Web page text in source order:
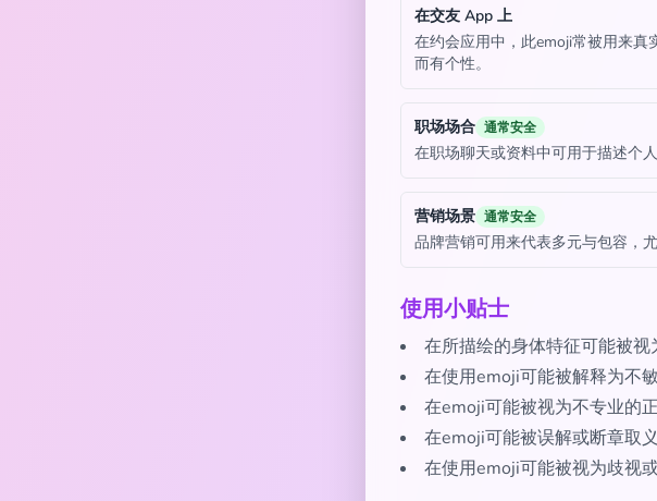
在交友 App 上
在约会应用中，此emoji常被用来
而有个性。
职场场合 通常安全
在职场聊天或资料中可用于描述个
营销场景 通常安全
品牌营销可用来代表多元与包容，
使用小贴士
在所描绘的身体特征可能被
在使用emoji可能被解释为不
在emoji可能被视为不专业的
在emoji可能被误解或断章取
在使用emoji可能被视为歧视